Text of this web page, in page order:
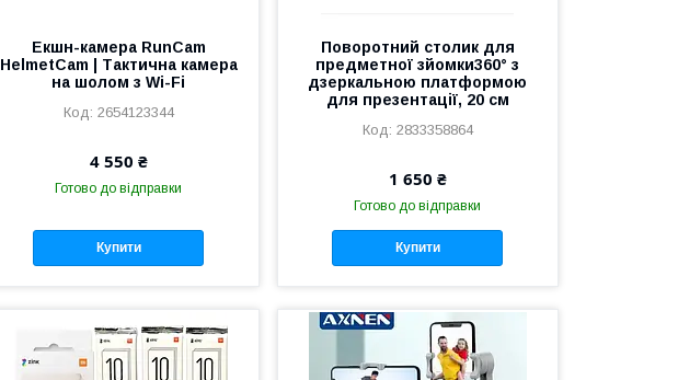
Екшн-камера RunCam
HelmetCam | Тактична камера
на шолом з Wi-Fi
2654123344
4 550 ₴
Готово до відправки
Купити
Поворотний столик для
предметної зйомки360° з
дзеркальною платформою
для презентації, 20 см
2833358864
1 650 ₴
Готово до відправки
Купити